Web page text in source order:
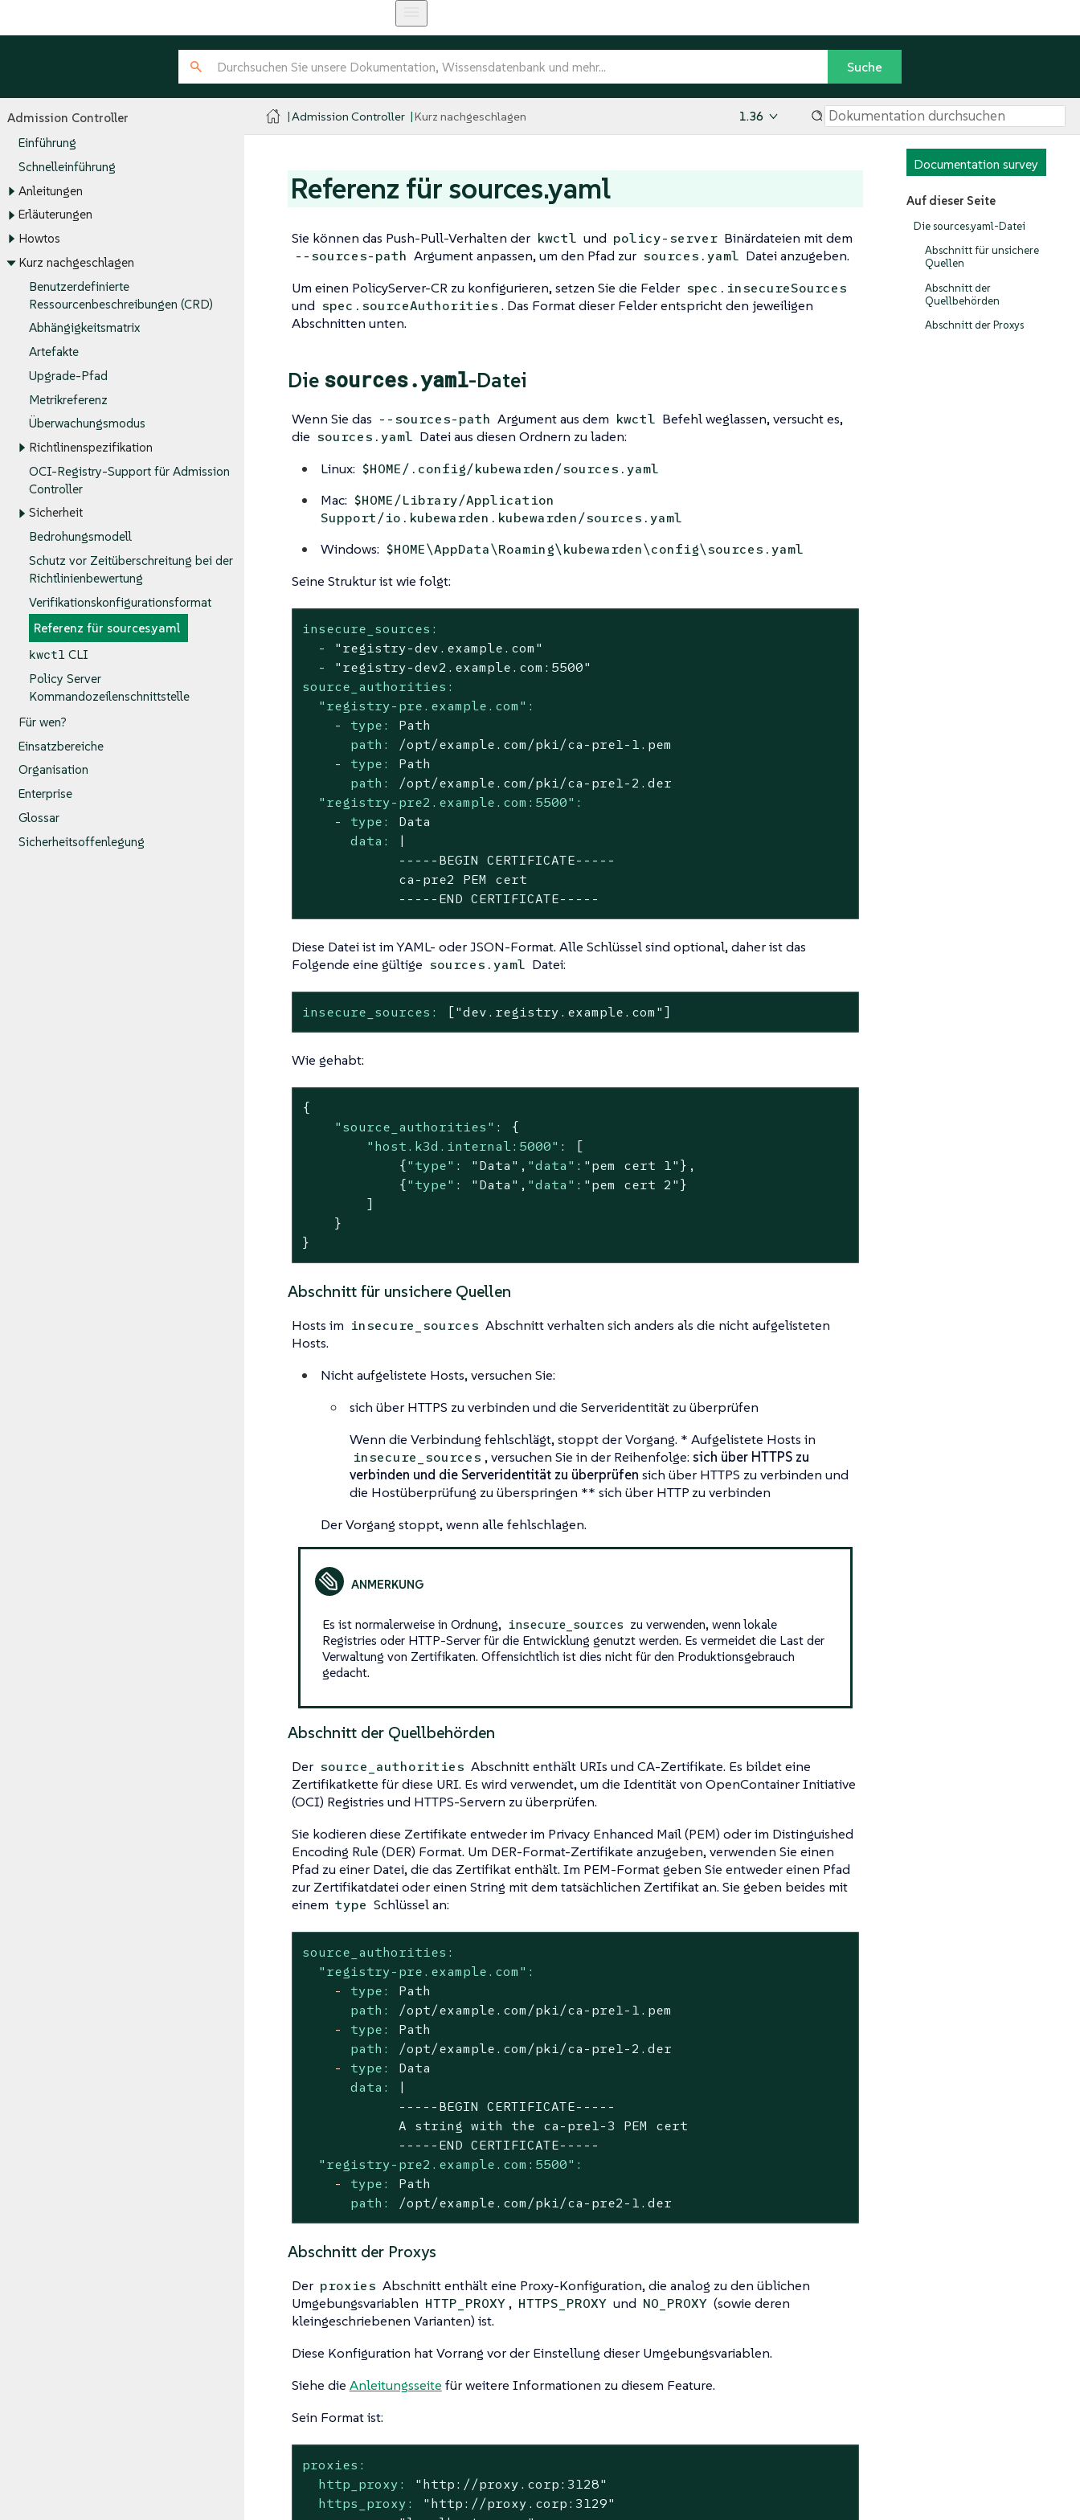
Admission Controller
Einführung
Schnelleinführung
Anleitungen
Erläuterungen
Howtos
Kurz nachgeschlagen
Benutzerdefinierte
Ressourcenbeschreibungen (CRD)
Abhängigkeitsmatrix
Artefakte
Upgrade-Pfad
Metrikreferenz
Überwachungsmodus
Richtlinenspezifikation
OCI-Registry-Support für Admission
Controller
Sicherheit
Bedrohungsmodell
Schutz vor Zeitüberschreitung bei der
Richtlinienbewertung
Verifikationskonfigurationsformat
Referenz für sources.yaml
kwctl CLI
Policy Server
Kommandozeilenschnittstelle
Für wen?
Einsatzbereiche
Organisation
Enterprise
Glossar
Sicherheitsoffenlegung
Admission Controller Kurz nachgeschlagen 1.36
Documentation survey
Auf dieser Seite
Die sources.yaml-Datei
Abschnitt für unsichere
Quellen
Abschnitt der
Quellbehörden
Abschnitt der Proxys
Referenz für sources.yaml
Sie können das Push-Pull-Verhalten der kwctl und policy-server Binärdateien mit dem
--sources-path Argument anpassen, um den Pfad zur sources.yaml Datei anzugeben.
Um einen PolicyServer-CR zu konfigurieren, setzen Sie die Felder spec.insecureSources
und spec.sourceAuthorities . Das Format dieser Felder entspricht den jeweiligen
Abschnitten unten.
Die sources.yaml-Datei
Wenn Sie das --sources-path Argument aus dem kwctl Befehl weglassen, versucht es,
die sources.yaml Datei aus diesen Ordnern zu laden:
Linux: $HOME/.config/kubewarden/sources.yaml
Mac: $HOME/Library/Application
Support/io.kubewarden.kubewarden/sources.yaml
Windows: $HOME\AppData\Roaming\kubewarden\config\sources.yaml
Seine Struktur ist wie folgt:
insecure_sources:
-
"registry-dev.example.com"
-
"registry-dev2.example.com:5500"
source_authorities:
"registry-pre.example.com":
-
type:
Path
path:
/opt/example.com/pki/ca-pre1-1.pem
-
type:
Path
path:
/opt/example.com/pki/ca-pre1-2.der
"registry-pre2.example.com:5500":
-
type:
Data
data:
|
            -----BEGIN CERTIFICATE-----
            ca-pre2 PEM cert
            -----END CERTIFICATE-----
Diese Datei ist im YAML- oder JSON-Format. Alle Schlüssel sind optional, daher ist das
Folgende eine gültige sources.yaml Datei:
insecure_sources: ["dev.registry.example.com"]
Wie gehabt:
{
"source_authorities" : {
"host.k3d.internal:5000" : [
            {
"type" : "Data" , "data" : "pem cert 1" },
            {
"type" : "Data" , "data" : "pem cert 2" }
        ]
    }
}
Abschnitt für unsichere Quellen
Hosts im insecure_sources Abschnitt verhalten sich anders als die nicht aufgelisteten
Hosts.
Nicht aufgelistete Hosts, versuchen Sie:
sich über HTTPS zu verbinden und die Serveridentität zu überprüfen
Wenn die Verbindung fehlschlägt, stoppt der Vorgang. * Aufgelistete Hosts in
insecure_sources , versuchen Sie in der Reihenfolge:sich über HTTPS zu
verbinden und die Serveridentität zu überprüfen sich über HTTPS zu verbinden und
die Hostüberprüfung zu überspringen ** sich über HTTP zu verbinden
Der Vorgang stoppt, wenn alle fehlschlagen.
Es ist normalerweise in Ordnung, insecure_sources zu verwenden, wenn lokale
Registries oder HTTP-Server für die Entwicklung genutzt werden. Es vermeidet die Last der
Verwaltung von Zertifikaten. Offensichtlich ist dies nicht für den Produktionsgebrauch
gedacht.
Abschnitt der Quellbehörden
Der source_authorities Abschnitt enthält URIs und CA-Zertifikate. Es bildet eine
Zertifikatkette für diese URI. Es wird verwendet, um die Identität von OpenContainer Initiative
(OCI) Registries und HTTPS-Servern zu überprüfen.
Sie kodieren diese Zertifikate entweder im Privacy Enhanced Mail (PEM) oder im Distinguished
Encoding Rule (DER) Format. Um DER-Format-Zertifikate anzugeben, verwenden Sie einen
Pfad zu einer Datei, die das Zertifikat enthält. Im PEM-Format geben Sie entweder einen Pfad
zur Zertifikatdatei oder einen String mit dem tatsächlichen Zertifikat an. Sie geben beides mit
einem type Schlüssel an:
source_authorities:
"registry-pre.example.com":
-
type:
Path
path:
/opt/example.com/pki/ca-pre1-1.pem
-
type:
Path
path:
/opt/example.com/pki/ca-pre1-2.der
-
type:
Data
data:
|
            -----BEGIN CERTIFICATE-----
            A string with the ca-pre1-3 PEM cert
"registry-pre2.example.com:5500":
-
type:
Path
path:
/opt/example.com/pki/ca-pre2-1.der
Abschnitt der Proxys
Der proxies Abschnitt enthält eine Proxy-Konfiguration, die analog zu den üblichen
Umgebungsvariablen HTTP_PROXY , HTTPS_PROXY und NO_PROXY (sowie deren
kleingeschriebenen Varianten) ist.
Diese Konfiguration hat Vorrang vor der Einstellung dieser Umgebungsvariablen.
Siehe die Anleitungsseite für weitere Informationen zu diesem Feature.
Sein Format ist:
proxies:
http_proxy:
"http://proxy.corp:3128"
https_proxy:
"http://proxy.corp:3129"